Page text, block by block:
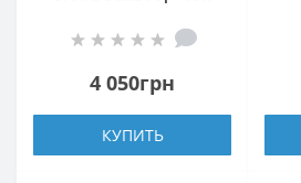
4 050грн
КУПИТЬ